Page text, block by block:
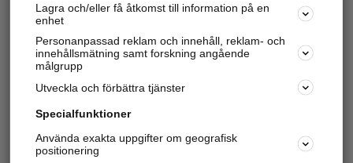
Lagra och/eller få åtkomst till information på en
enhet
Personanpassad reklam och innehåll, reklam- och
innehållsmätning samt forskning angående
målgrupp
Utveckla och förbättra tjänster
Specialfunktioner
Använda exakta uppgifter om geografisk
positionering